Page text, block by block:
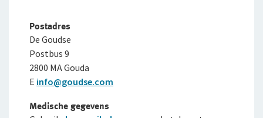
Postadres
De Goudse
Postbus 9
2800 MA Gouda
E info@goudse.com
Medische gegevens